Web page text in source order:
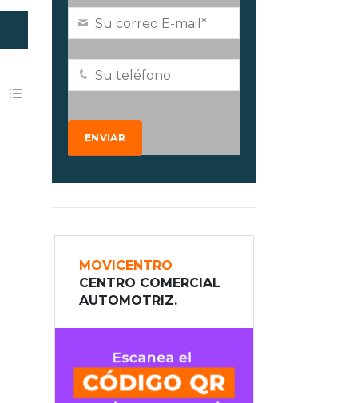
MOVICENTRO
CENTRO COMERCIAL
AUTOMOTRIZ.